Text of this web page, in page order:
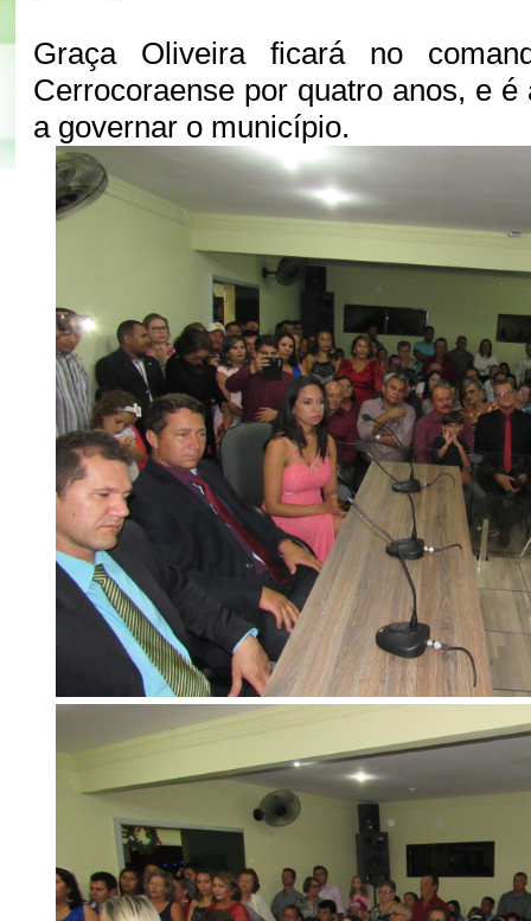
Graça Oliveira ficará no
Cerrocoraense por quatro anos, e
a governar o município.